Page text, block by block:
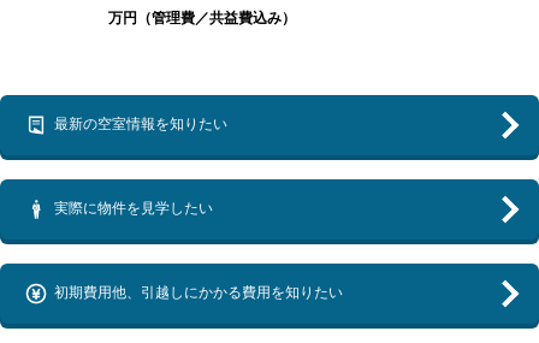
万円（管理費／共益費込み）
最新の空室情報を知りたい
実際に物件を見学したい
初期費用他、引越しにかかる費用を知りたい